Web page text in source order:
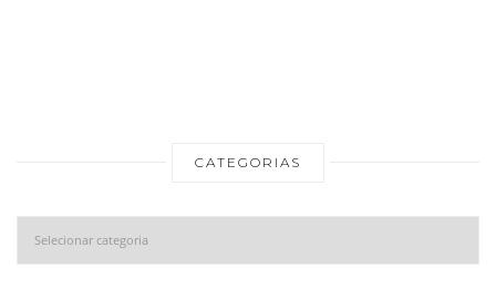
CATEGORIAS
Categorias